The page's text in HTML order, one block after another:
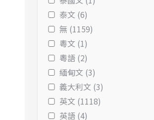
泰文 (6)
無 (1159)
粵文 (1)
粵語 (2)
緬甸文 (3)
義大利文 (3)
英文 (1118)
英語 (4)